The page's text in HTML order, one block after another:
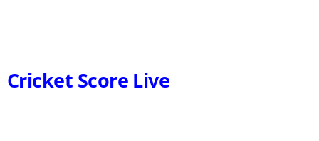
Cricket Score Live